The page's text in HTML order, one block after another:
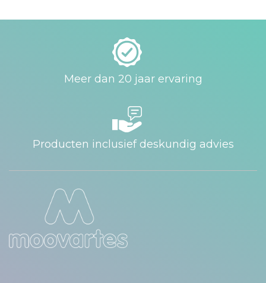
Meer dan 20 jaar ervaring
Producten inclusief deskundig advies